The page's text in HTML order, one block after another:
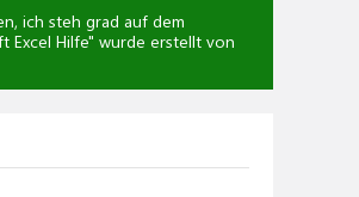
ich steh grad auf dem
Excel Hilfe" wurde erstellt von